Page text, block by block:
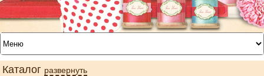
Каталог развернуть